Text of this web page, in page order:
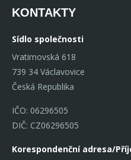
KONTAKTY
Sídlo společnosti
Vratimovská 618
739 34 Václavovice
Česká Republika
IČO: 06296505
DIČ: CZ06296505
Korespondenční adresa/